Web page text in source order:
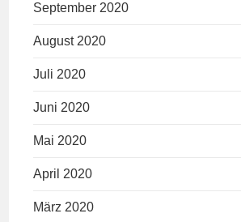
September 2020
August 2020
Juli 2020
Juni 2020
Mai 2020
April 2020
März 2020